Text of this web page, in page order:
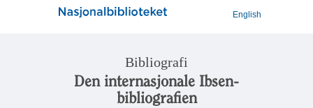
English
Bibliografi
Den internasjonale Ibsen-
bibliografien